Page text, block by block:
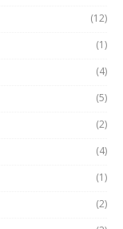
(12)
(1)
(4)
(5)
(2)
(4)
(1)
(2)